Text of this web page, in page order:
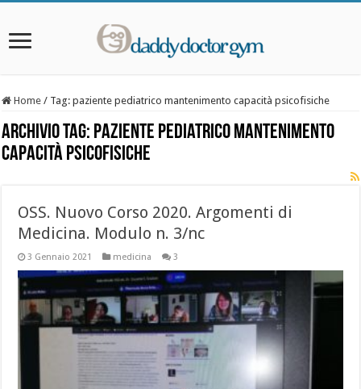
Home / Tag:paziente pediatrico mantenimento capacità psicofisiche
Archivio Tag: paziente pediatrico mantenimento
capacità psicofisiche
OSS. Nuovo Corso 2020. Argomenti di
Medicina. Modulo n. 3/nc
3 Gennaio 2021 medicina 3